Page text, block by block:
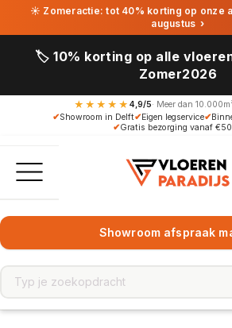
☀ Zomeractie: tot 40% korting op onze
augustus ›
🏷️ 10% korting op alle
Zomer2026
★★★★★ 4,9/5· Meer dan
✔Showroom in Delft✔Eigen legservice✔
✔Gratis bezorging vanaf
Showroom afspraak